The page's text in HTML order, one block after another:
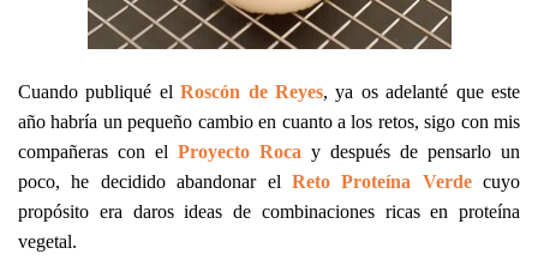
Cuando publiqué elRoscón de Reyes, ya os adelanté que este
año habría un pequeño cambio en cuanto a los retos, sigo con mis
compañeras con el Proyecto Roca y después de pensarlo un
poco, he decidido abandonar el Reto Proteína Verdecuyo
propósito era daros ideas de combinaciones ricas en proteína
vegetal.